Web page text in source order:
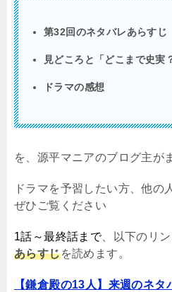
第32回のネタバレあらすじ
見どころと「どこまで史実
ドラマの感想
を、源平マニアのブログ主が
ドラマを予習したい方、他の
ぜひご覧ください
1話～最終話まで、以下のリ
あらすじを読めます。
【鎌倉殿の13人】来週のネ